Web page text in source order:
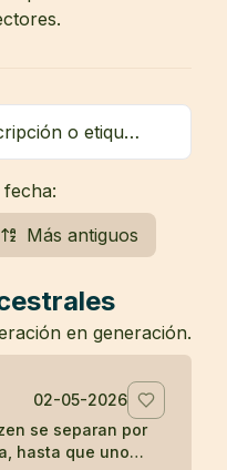
Más antiguos
en generación.
02-05-2026
se separan por
hasta que uno